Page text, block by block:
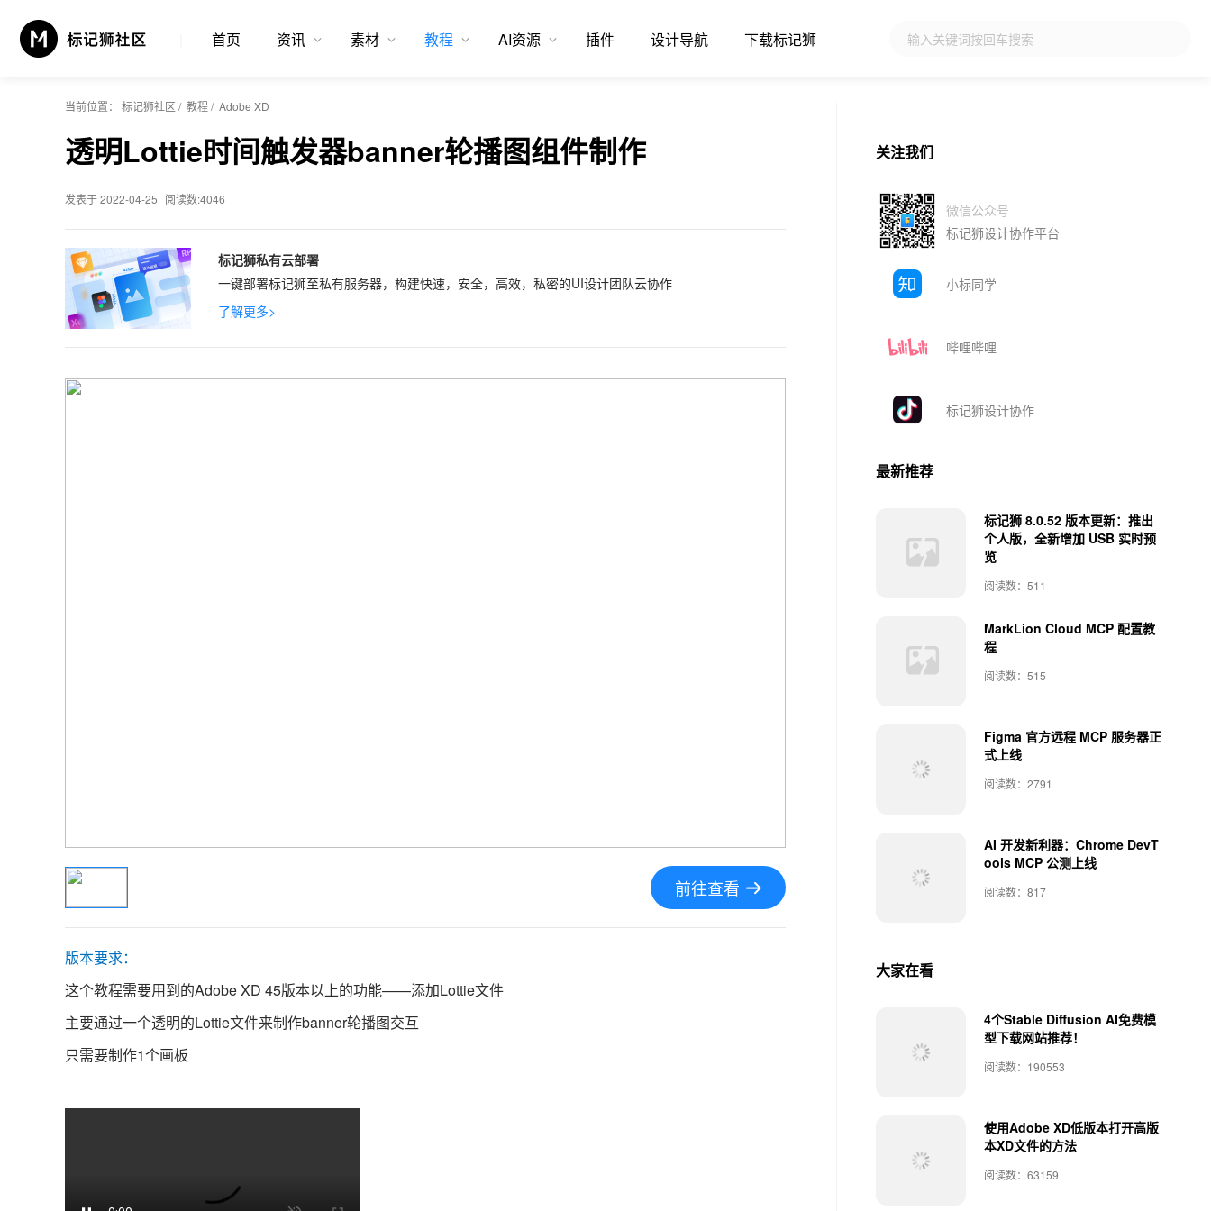
首页 资讯 素材 教程 AI资源 插件 设计导航 下载标记狮
当前位置： 标记狮社区 / 教程/ Adobe XD
透明Lottie时间触发器banner轮播图组件制作
发表于 2022-04-25 阅读数:4046
标记狮私有云部署
一键部署标记狮至私有服务器，构建快速，安全，高效，私密的UI设计团队云协作
了解更多>
前往查看
版本要求：
这个教程需要用到的Adobe XD 45版本以上的功能——添加Lottie文件
主要通过一个透明的Lottie文件来制作banner轮播图交互
只需要制作1个画板
关注我们
微信公众号
标记狮设计协作平台
小标同学
哔哩哔哩
标记狮设计协作
最新推荐
标记狮 8.0.52 版本更新：推出
个人版，全新增加 USB 实时预
览
阅读数：511
MarkLion Cloud MCP 配置教
程
阅读数：515
Figma 官方远程 MCP 服务器正
式上线
阅读数：2791
AI 开发新利器：Chrome DevT
ools MCP 公测上线
阅读数：817
大家在看
4个Stable Diffusion AI免费模
型下载网站推荐！
阅读数：190553
使用Adobe XD低版本打开高版
本XD文件的方法
阅读数：63159